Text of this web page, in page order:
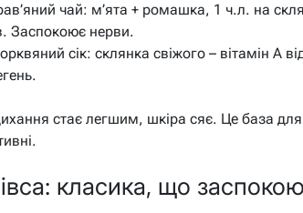
чай: м’ята + ромашка, 1 ч.л. на
Заспокоює нерви.
сік: склянка свіжого – вітамін А
стає легшим, шкіра сяє. Це база для
класика, що